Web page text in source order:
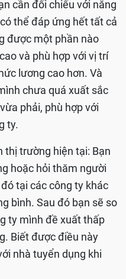
cần đối chiếu với năng
thể đáp ứng hết tất cả
được một phần nào
và phù hợp với vị trí
lương cao hơn. Và
chưa quá xuất sắc
phải, phù hợp với
ty.
thị trường hiện tại: Bạn
hoặc hỏi thăm người
tại các công ty khác
bình. Sau đó bạn sẽ so
ty mình đề xuất thấp
Biết được điều này
nhà tuyển dụng khi